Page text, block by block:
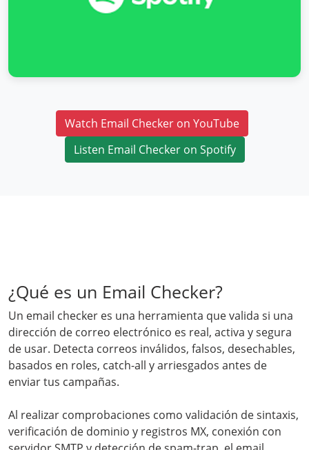
Watch Email Checker on YouTube
Listen Email Checker on Spotify
¿Qué es un Email Checker?
Un email checker es una herramienta que valida si una
dirección de correo electrónico es real, activa y segura
de usar. Detecta correos inválidos, falsos, desechables,
basados en roles, catch-all y arriesgados antes de
enviar tus campañas.
Al realizar comprobaciones como validación de sintaxis,
verificación de dominio y registros MX, conexión con